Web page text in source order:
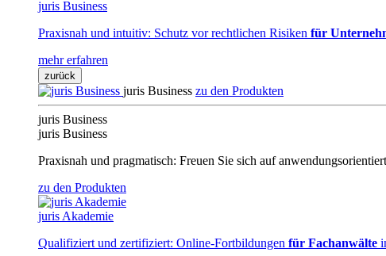
juris Business
Praxisnah und intuitiv: Schutz vor rechtlichen Risiken für
mehr erfahren
zurück
juris Business zu den Produkten
juris Business
juris Business
Praxisnah und pragmatisch: Freuen Sie sich auf
zu den Produkten
juris Akademie
Qualifiziert und zertifiziert: Online-Fortbildungen für Fachanwälte